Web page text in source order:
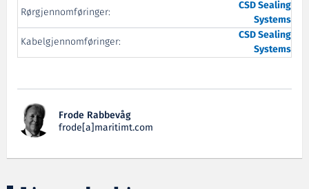
Rørgjennomføringer:
CSDSealing
Systems
Kabelgjennomføringer:
CSDSealing
Systems
Frode Rabbevåg
frode[a]maritimt.com